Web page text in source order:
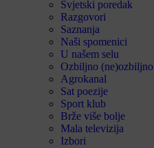
Svjetski poredak
Razgovori
Saznanja
Naši spomenici
U našem selu
Ozbiljno (ne)ozbiljno
Agrokanal
Sat poezije
Sport klub
Brže više bolje
Mala televizija
Izbori